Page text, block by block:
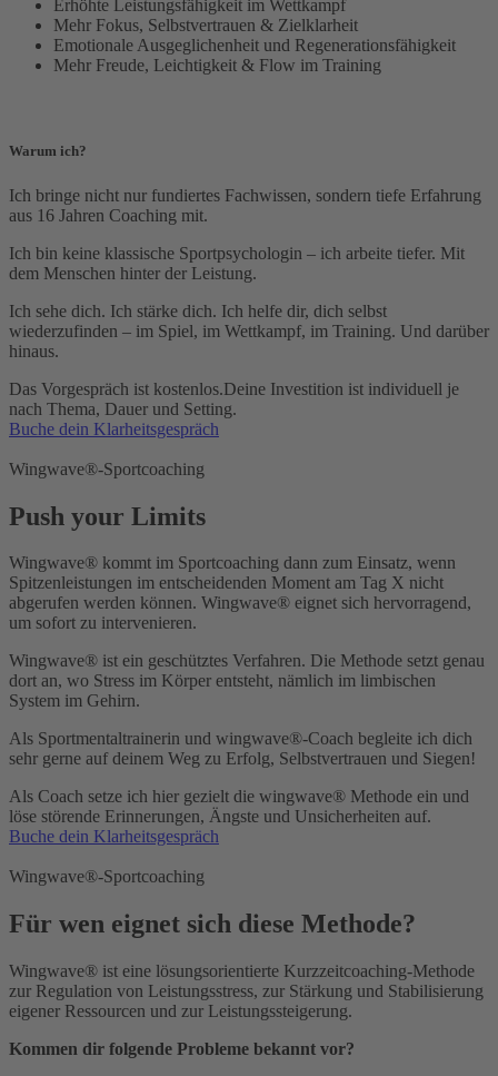
Erhöhte Leistungsfähigkeit im Wettkampf
Mehr Fokus, Selbstvertrauen & Zielklarheit
Emotionale Ausgeglichenheit und Regenerationsfähigkeit
Mehr Freude, Leichtigkeit & Flow im Training
Warum ich?
Ich bringe nicht nur fundiertes Fachwissen, sondern tiefe Erfahrung
aus 16 Jahren Coaching mit.
Ich bin keine klassische Sportpsychologin – ich arbeite tiefer. Mit
dem Menschen hinter der Leistung.
Ich sehe dich. Ich stärke dich. Ich helfe dir, dich selbst
wiederzufinden – im Spiel, im Wettkampf, im Training. Und darüber
hinaus.
Das Vorgespräch ist kostenlos.Deine Investition ist individuell je
nach Thema, Dauer und Setting.
Buche dein Klarheitsgespräch
Wingwave®-Sportcoaching
Push your Limits
Wingwave® kommt im Sportcoaching dann zum Einsatz, wenn
Spitzenleistungen im entscheidenden Moment am Tag X nicht
abgerufen werden können. Wingwave® eignet sich hervorragend,
um sofort zu intervenieren.
Wingwave® ist ein geschütztes Verfahren. Die Methode setzt genau
dort an, wo Stress im Körper entsteht, nämlich im limbischen
System im Gehirn.
Als Sportmentaltrainerin und wingwave®-Coach begleite ich dich
sehr gerne auf deinem Weg zu Erfolg, Selbstvertrauen und Siegen!
Als Coach setze ich hier gezielt die wingwave® Methode ein und
löse störende Erinnerungen, Ängste und Unsicherheiten auf.
Buche dein Klarheitsgespräch
Wingwave®-Sportcoaching​
Für wen eignet sich diese Methode?
Wingwave® ist eine lösungsorientierte Kurzzeitcoaching-Methode
zur Regulation von Leistungsstress, zur Stärkung und Stabilisierung
eigener Ressourcen und zur Leistungssteigerung.
Kommen dir folgende Probleme bekannt vor?